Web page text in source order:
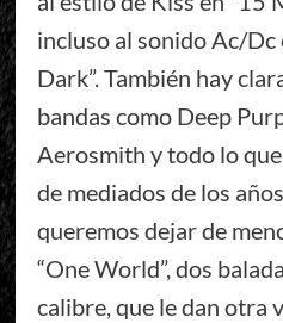
incluso al sonido Ac/Dc
Dark”. También hay
bandas como Deep
Aerosmith y todo lo
de mediados de los
queremos dejar de
“One World”, dos
calibre, que le dan otra